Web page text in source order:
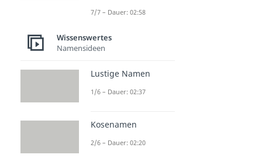
7/7 – Dauer: 02:58
Wissenswertes
Namensideen
Lustige Namen
1/6 – Dauer: 02:37
Kosenamen
2/6 – Dauer: 02:20